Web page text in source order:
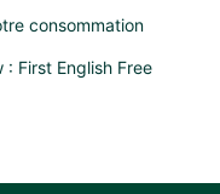
consommation
: First English Free